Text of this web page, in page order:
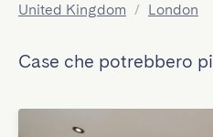
United Kingdom / London
Case che potrebbero